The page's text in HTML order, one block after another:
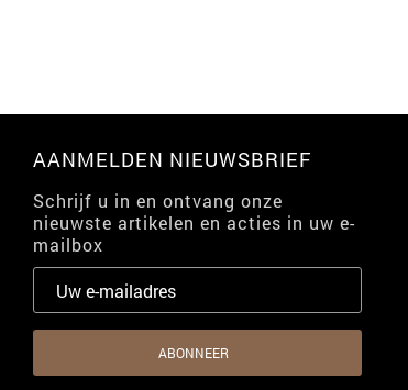
AANMELDEN NIEUWSBRIEF
Schrijf u in en ontvang onze
nieuwste artikelen en acties in uw e-
mailbox